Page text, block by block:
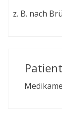
z. B. nach